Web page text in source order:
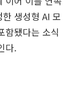
생성형 AI 모
함됐다는 소식
다.